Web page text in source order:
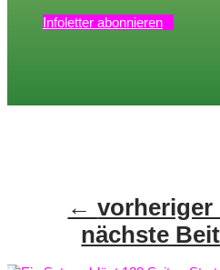
Infoletter abonnieren
←vorheriger
nächste